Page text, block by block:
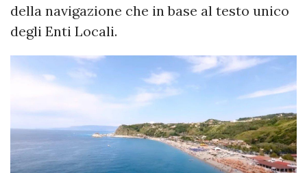
della navigazione che in base al testo unico
degli Enti Locali.